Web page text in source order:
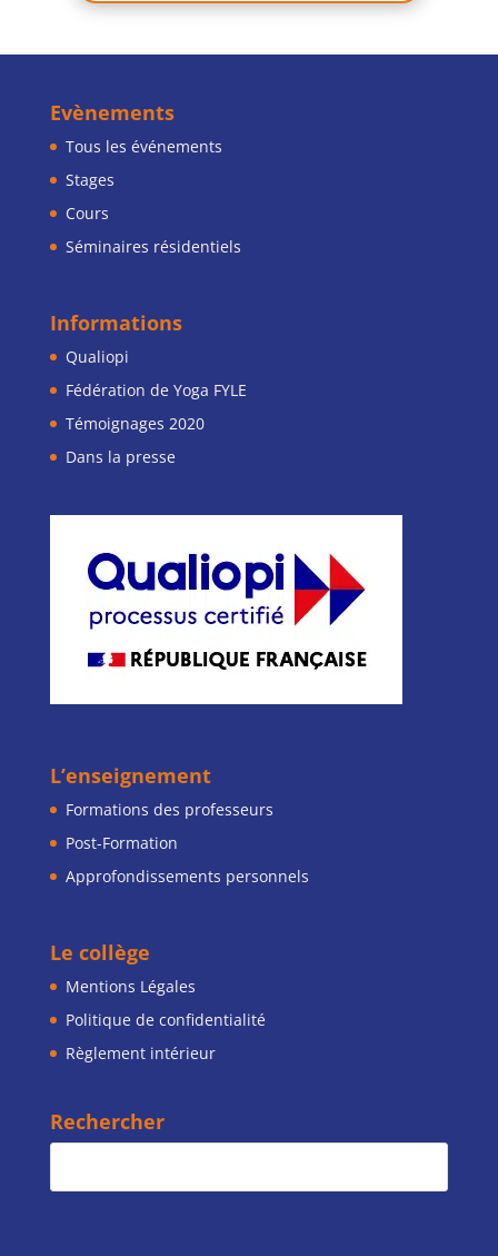
Evènements
Tous les événements
Stages
Cours
Séminaires résidentiels
Informations
Qualiopi
Fédération de Yoga FYLE
Témoignages 2020
Dans la presse
L’enseignement
Formations des professeurs
Post-Formation
Approfondissements personnels
Le collège
Mentions Légales
Politique de confidentialité
Règlement intérieur
Rechercher